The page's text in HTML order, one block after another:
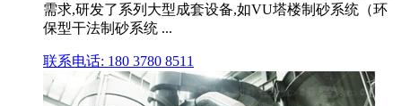
需求,研发了系列大型成套设备,如VU塔楼制砂系统（环
保型干法制砂系统 ...
联系电话: 180 3780 8511